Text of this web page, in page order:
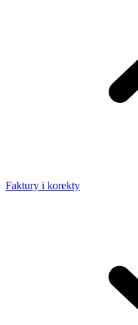
Faktury i korekty